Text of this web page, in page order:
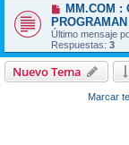
MM.COM :
Último mensaje
Respuestas: 3
Nuevo Tema
Marcar